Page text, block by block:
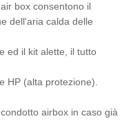
box consentono il
dell'aria calda delle
ed il kit alette, il tutto
HP (alta protezione).
airbox in caso già